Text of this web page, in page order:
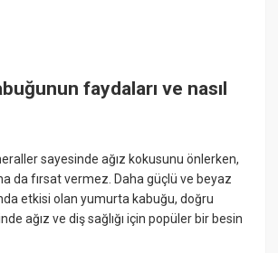
faydaları ve nasıl
sayesinde ağız kokusunu önlerken,
da fırsat vermez. Daha güçlü ve beyaz
etkisi olan yumurta kabuğu, doğru
ağız ve diş sağlığı için popüler bir besin